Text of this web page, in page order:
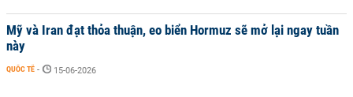
Mỹ và Iran đạt thỏa thuận, eo biển Hormuz sẽ mở lại ngay tuần
này
QUỐC TẾ - 15-06-2026